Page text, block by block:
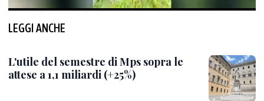
LEGGI ANCHE
L'utile del semestre di Mps sopra le
attese a 1,1 miliardi (+25%)